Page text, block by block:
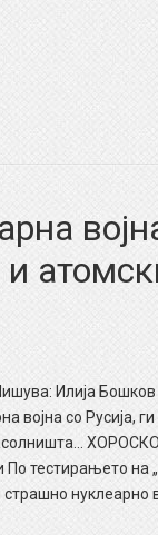
и
Илија Бошков
војна со Русија,
тестирањето на
страшно